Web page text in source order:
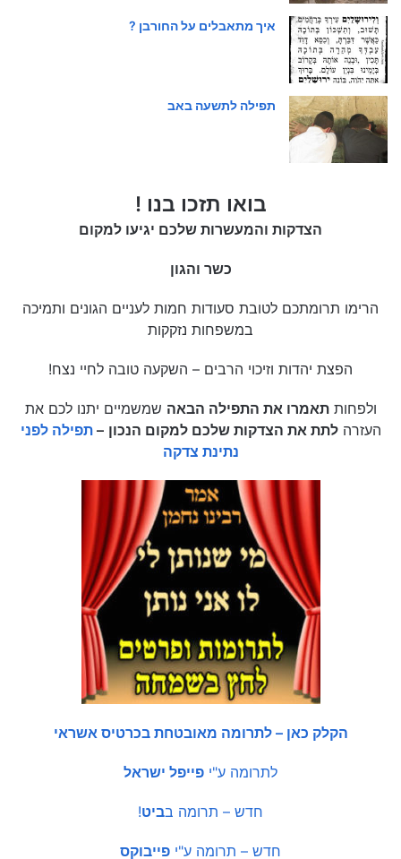
איך מתאבלים על החורבן ?
תפילה לתשעה באב
בואו תזכו בנו !
הצדקות והמעשרות שלכם יגיעו למקום
כשר והגון
הרימו תרומתכם לטובת סעודות חמות לעניים הגונים ותמיכה
במשפחות נזקקות
הפצת יהדות וזיכוי הרבים – השקעה טובה לחיי נצח!
ולפחותתאמרו את התפילה הבאה שמשמיים יתנו לכם את
העזרהלתת את הצדקות שלכם למקום הנכון –תפילה לפני
נתינת צדקה
הקלק כאן – לתרומה מאובטחת בכרטיס אשראי
לתרומה ע"י פייפל ישראל
חדש – תרומה בביט!
חדש – תרומה ע"י פייבוקס